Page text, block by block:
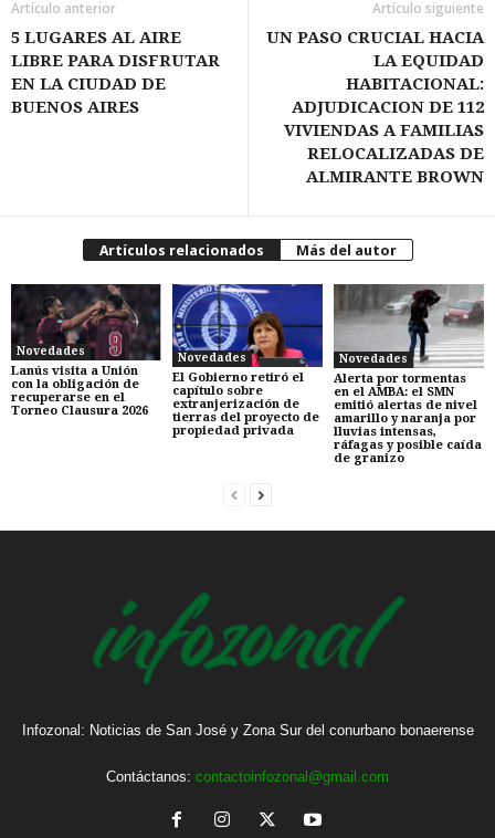
Artículo anterior
5 LUGARES AL AIRE
LIBRE PARA DISFRUTAR
EN LA CIUDAD DE
BUENOS AIRES
Artículo siguiente
UN PASO CRUCIAL HACIA
LA EQUIDAD
HABITACIONAL:
ADJUDICACION DE 112
VIVIENDAS A FAMILIAS
RELOCALIZADAS DE
ALMIRANTE BROWN
Artículos relacionados Más del autor
Novedades
Lanús visita a Unión
con la obligación de
recuperarse en el
Torneo Clausura 2026
Novedades
El Gobierno retiró el
capítulo sobre
extranjerización de
tierras del proyecto de
propiedad privada
Novedades
Alerta por tormentas
en el AMBA: el SMN
emitió alertas de nivel
amarillo y naranja por
lluvias intensas,
ráfagas y posible caída
de granizo
Infozonal: Noticias de San José y Zona Sur del conurbano bonaerense
Contáctanos: contactoinfozonal@gmail.com